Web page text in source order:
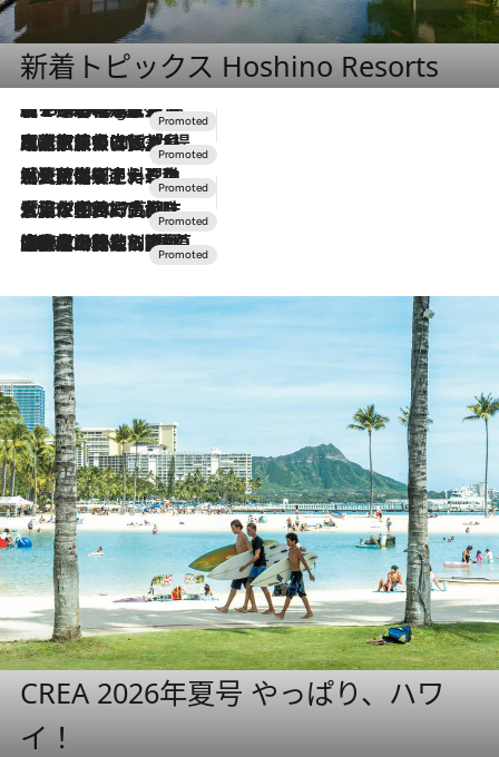
新着トピックス Hoshino Resorts
1 Hour Ago
【トンボの足水浴】ヒノキの香りに包まれて涼感マックス！約13℃の湧水かけ流しを避暑地「星野温泉 トンボの湯」で体験
2026.7.31
【ホテル帰省】という選択肢をOMOが提案。家族とほどよい距離を保つには「昼は実家、夜は気兼ねなくホテルで！」
2026.7.24
【夏限定ディナーコース】旬を迎える稚鮎や花ズッキーニなどをイタリア・トスカーナの郷土料理の手法で満喫！
2026.7.17
「土佐和ハーブかき氷」がOMO7高知に登場！生姜、山椒、大葉など目にも舌にも涼を呼ぶ郷土の味
2026.7.10
NEW OPEN！【界 草津】名湯の地に誕生。趣の異なる2種の温泉と上州ならではの会席・蕎麦割烹など美食を味わう究極の癒やし旅
CREA 2026年夏号 やっぱり、ハワ
イ！